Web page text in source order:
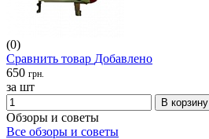
(0)
Сравнить товар Добавлено
650 грн.
за шт
В корзину
Обзоры и советы
Все обзоры и советы